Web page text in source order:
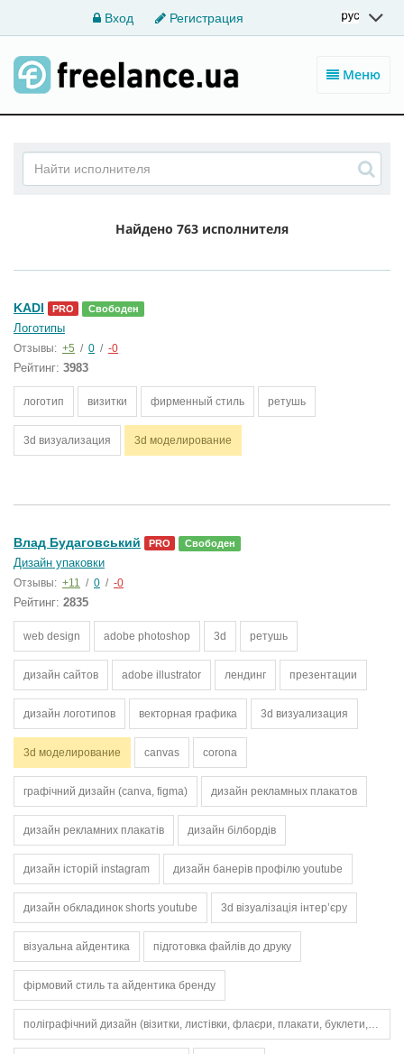
Вход Регистрация
Меню
Найдено 763 исполнителя
KADI PRO Свободен
Логотипы
Отзывы: +5 / 0 / -0
Рейтинг: 3983
логотип визитки фирменный стиль ретушь
3d визуализация 3d моделирование
Влад Будаговський PRO Свободен
Дизайн упаковки
Отзывы: +11 / 0 / -0
Рейтинг: 2835
web design adobe photoshop 3d ретушь
дизайн сайтов adobe illustrator лендинг презентации
дизайн логотипов векторная графика 3d визуализация
3d моделирование canvas corona
графічний дизайн (canva, figma) дизайн рекламных плакатов
дизайн рекламних плакатів дизайн білбордів
дизайн історій instagram дизайн банерів профілю youtube
дизайн обкладинок shorts youtube 3d візуалізація інтер’єру
візуальна айдентика підготовка файлів до друку
фірмовий стиль та айдентика бренду
поліграфічний дизайн (візитки, листівки, флаєри, плакати, буклети, афіші)